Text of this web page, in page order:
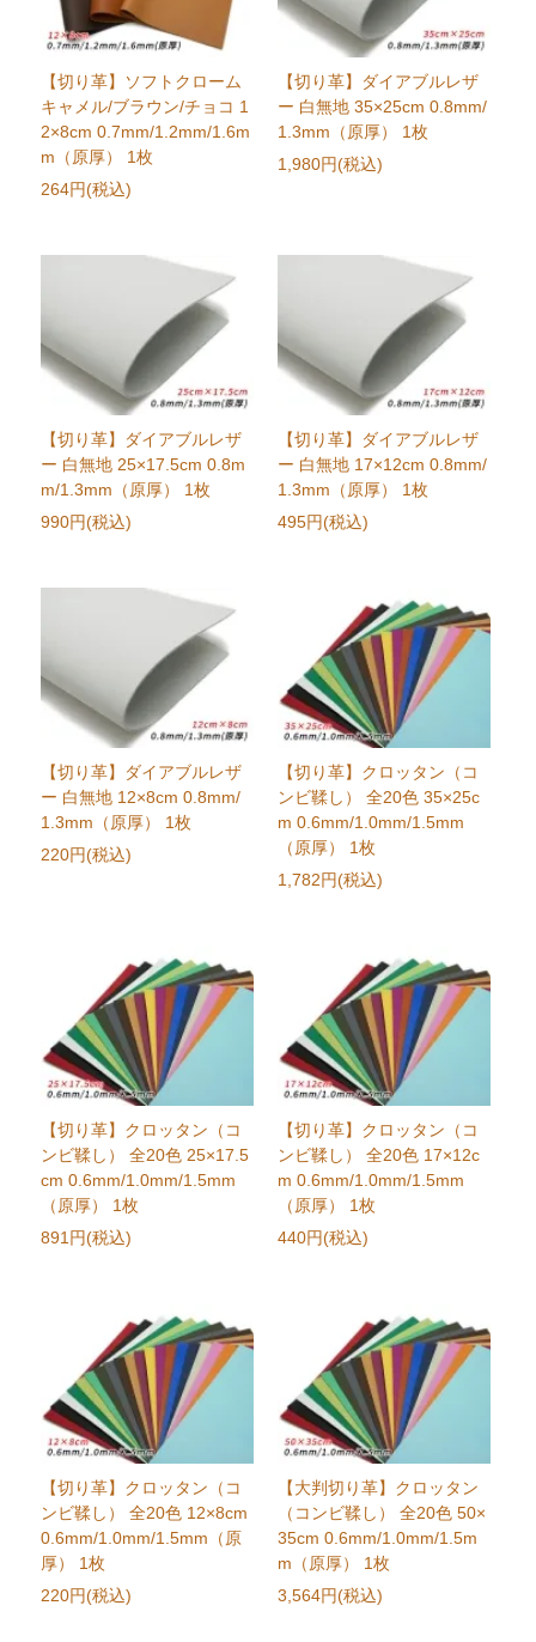
【切り革】ソフトクローム
キャメル/ブラウン/チョコ 1
2×8cm 0.7mm/1.2mm/1.6m
m（原厚） 1枚
264円(税込)
【切り革】ダイアブルレザ
ー 白無地 35×25cm 0.8mm/
1.3mm（原厚） 1枚
1,980円(税込)
【切り革】ダイアブルレザ
ー 白無地 25×17.5cm 0.8m
m/1.3mm（原厚） 1枚
990円(税込)
【切り革】ダイアブルレザ
ー 白無地 17×12cm 0.8mm/
1.3mm（原厚） 1枚
495円(税込)
【切り革】ダイアブルレザ
ー 白無地 12×8cm 0.8mm/
1.3mm（原厚） 1枚
220円(税込)
【切り革】クロッタン（コ
ンビ鞣し） 全20色 35×25c
m 0.6mm/1.0mm/1.5mm
（原厚） 1枚
1,782円(税込)
【切り革】クロッタン（コ
ンビ鞣し） 全20色 25×17.5
cm 0.6mm/1.0mm/1.5mm
（原厚） 1枚
891円(税込)
【切り革】クロッタン（コ
ンビ鞣し） 全20色 17×12c
m 0.6mm/1.0mm/1.5mm
（原厚） 1枚
440円(税込)
【切り革】クロッタン（コ
ンビ鞣し） 全20色 12×8cm
0.6mm/1.0mm/1.5mm（原
厚） 1枚
220円(税込)
【大判切り革】クロッタン
（コンビ鞣し） 全20色 50×
35cm 0.6mm/1.0mm/1.5m
m（原厚） 1枚
3,564円(税込)